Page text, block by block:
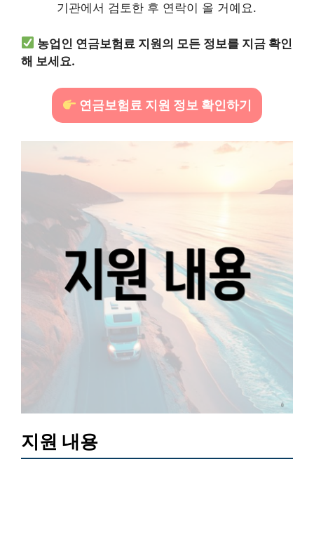
기관에서 검토한 후 연락이 올 거예요.
농업인 연금보험료 지원의 모든 정보를 지금 확인
해 보세요.
연금보험료 지원 정보 확인하기
지원 내용